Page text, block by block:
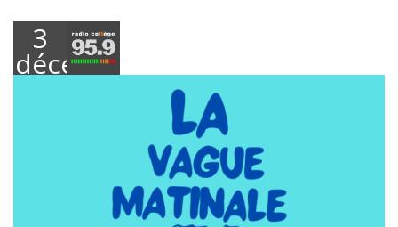
3
décembre